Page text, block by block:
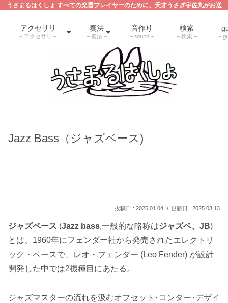
うさまるはくしょ すべての楽器プレイヤーのために、天才うさぎ宇佐丸がお送
アクセサリ
アクセサリ
奏法
奏法
音作り
sound
検索
検索
Jazz Bass（ジャズベース)
2025.01.04 2025.03.13
ジャズベース (Jazz bass,一般的な略称はジャズベ、JB)
とは、1960年にフェンダー社から発売されたエレクトリ
ック・ベースで、レオ・フェンダー (Leo Fender) が設計
開発した中では2機種目にあたる。
ジャズマスターの流れを汲むオフセット･コンター･デザイ